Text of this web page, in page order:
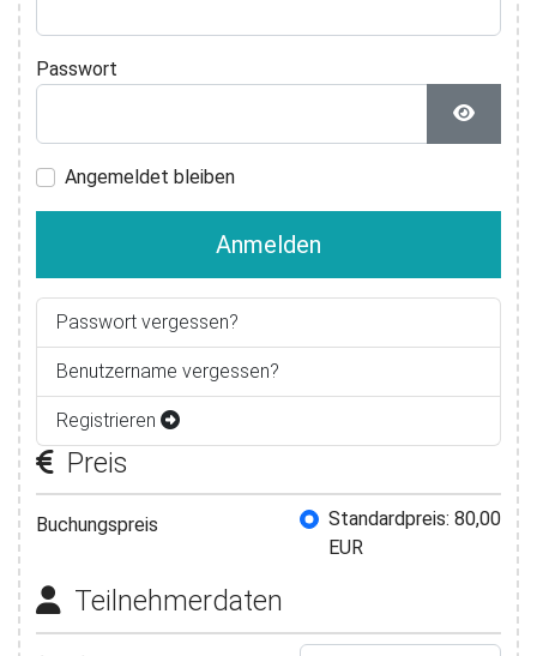
Passwort
Angemeldet bleiben
Anmelden
Passwort vergessen?
Benutzername vergessen?
Registrieren
Preis
Buchungspreis Buchungspreis
Standardpreis: 80,00
EUR
Teilnehmerdaten